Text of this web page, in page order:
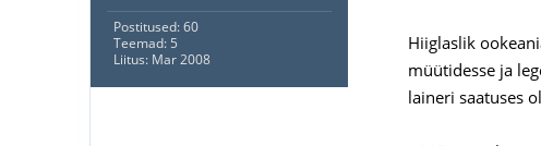
Postitused: 60
Teemad: 5
Liitus: Mar 2008
Hiiglaslik
müütidesse ja
laineri saatuses